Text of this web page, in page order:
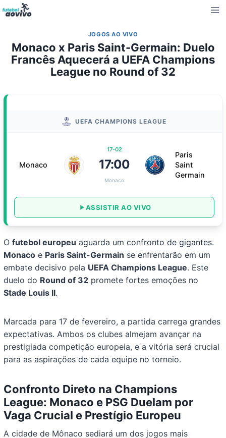
Pular
para
Conteúdo
JOGOS AO VIVO
Monaco x Paris Saint-Germain: Duelo
Francês Aquecerá a UEFA Champions
League no Round of 32
UEFA CHAMPIONS LEAGUE
Monaco
17-02
17:00
Monaco
Paris
Saint
Germain
ASSISTIR AO VIVO
Ofutebol europeu aguarda um confronto de gigantes.
Monaco e Paris Saint-Germain se enfrentarão em um
embate decisivo pela UEFA Champions League. Este
duelo do Round of 32 promete fortes emoções no
Stade Louis II.
Marcada para 17 de fevereiro, a partida carrega grandes
expectativas. Ambos os clubes almejam avançar na
prestigiada competição europeia, e a vitória será crucial
para as aspirações de cada equipe no torneio.
Confronto Direto na Champions
League: Monaco e PSG Duelam por
Vaga Crucial e Prestígio Europeu
A cidade de Mônaco sediará um dos jogos mais